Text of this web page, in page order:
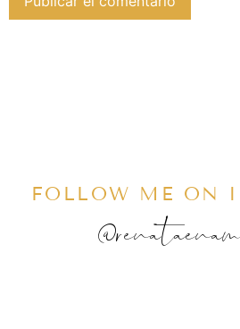
FOLLOW ME ON